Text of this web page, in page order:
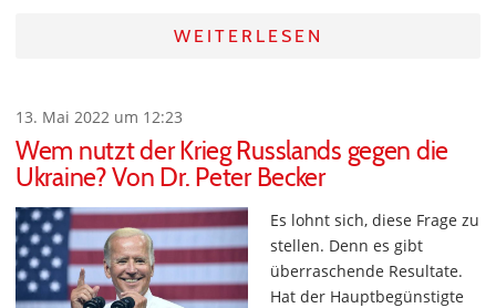
WEITERLESEN
13. Mai 2022 um 12:23
Wem nutzt der Krieg Russlands gegen die
Ukraine? Von Dr. Peter Becker
Es lohnt sich, diese Frage zu
stellen. Denn es gibt
überraschende Resultate.
Hat der Hauptbegünstigte